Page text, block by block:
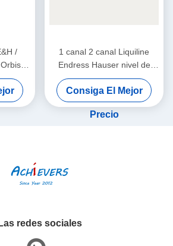
/
mm
1 canal 2 canal Liquiline
Endress Hauser nivel de
transmisor CM442-
AAM1A2F010A+AK
Consiga El Mejor
Precio
Las redes sociales